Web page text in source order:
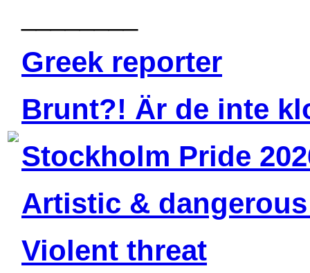
Greek reporter
Brunt?! Är de inte
Stockholm Pride
Artistic &
Violent threat